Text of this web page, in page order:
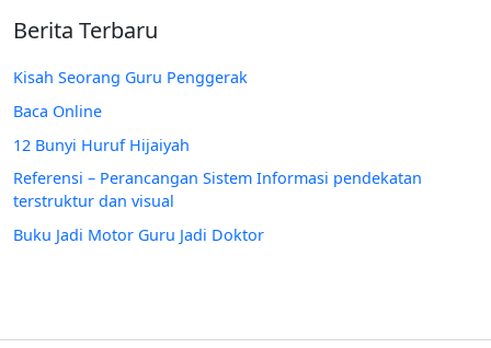
Berita Terbaru
Kisah Seorang Guru Penggerak
Baca Online
12 Bunyi Huruf Hijaiyah
Referensi – Perancangan Sistem Informasi pendekatan
terstruktur dan visual
Buku Jadi Motor Guru Jadi Doktor